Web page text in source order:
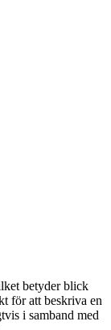
betyder blick
för att beskriva en
i samband med